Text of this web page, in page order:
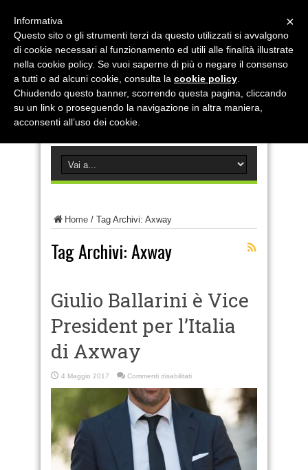
Home / Tag Archivi: Axway
Tag Archivi:Axway
Giulio Ballarini è Vice
President per l’Italia
di Axway
4 Maggio 2017 Commenti disabilitatisu
Ballarini
President
l’Italia
×
Informativa
Questo sito o gli strumenti terzi da questo utilizzati si avvalgono
di cookie necessari al funzionamento ed utili alle finalità illustrate
nella cookie policy. Se vuoi saperne di più o negare il consenso
a tutti o ad alcuni cookie, consulta la cookie policy
Chiudendo questo banner, scorrendo questa pagina, cliccando
su un link o proseguendo la navigazione in altra maniera,
acconsenti all’uso dei cookie.